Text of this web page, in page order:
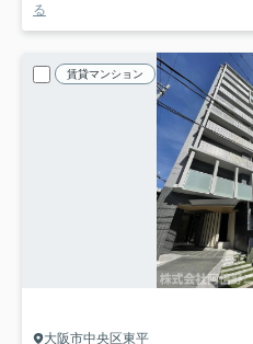
る
賃貸マンション
大阪市中央区東平